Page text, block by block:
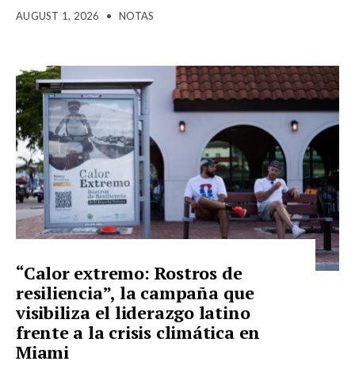
AUGUST 1, 2026 • NOTAS
“Calor extremo: Rostros de
resiliencia”, la campaña que
visibiliza el liderazgo latino
frente a la crisis climática en
Miami